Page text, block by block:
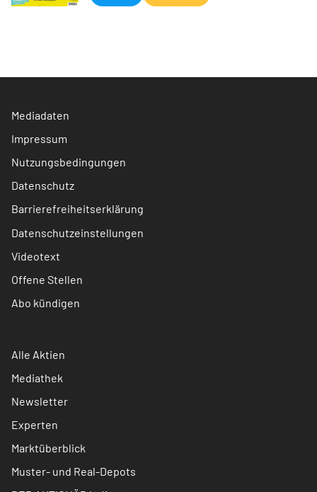
Mediadaten
Impressum
Nutzungsbedingungen
Datenschutz
Barrierefreiheitserklärung
Datenschutzeinstellungen
Videotext
Offene Stellen
Abo kündigen
Alle Aktien
Mediathek
Newsletter
Experten
Marktüberblick
Muster- und Real-Depots